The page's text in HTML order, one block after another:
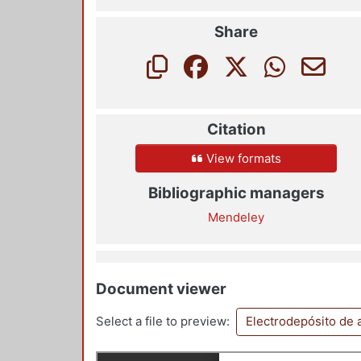
Share
Citation
View formats
Bibliographic managers
Mendeley
Document viewer
Select a file to preview: Electrodepósito de